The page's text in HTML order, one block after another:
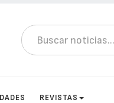
REVISTAS